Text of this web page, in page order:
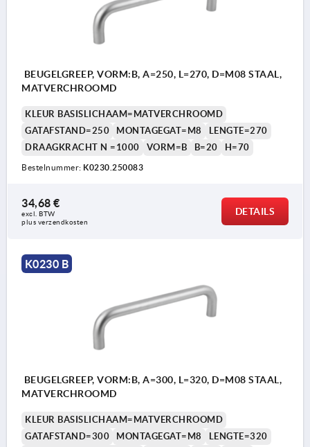
BEUGELGREEP, VORM:B, A=250, L=270, D=M08 STAAL,
MATVERCHROOMD
KLEUR BASISLICHAAM=MATVERCHROOMD
GATAFSTAND=250
MONTAGEGAT=M8
LENGTE=270
DRAAGKRACHT N =1000
VORM=B B=20 H=70
Bestelnummer: K0230.250083
34,68 €
excl. BTW
plus verzendkosten
DETAILS
K0230 B
BEUGELGREEP, VORM:B, A=300, L=320, D=M08 STAAL,
MATVERCHROOMD
KLEUR BASISLICHAAM=MATVERCHROOMD
GATAFSTAND=300
MONTAGEGAT=M8
LENGTE=320